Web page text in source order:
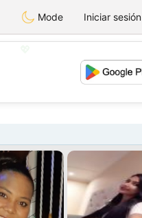
Mode Iniciar sesión